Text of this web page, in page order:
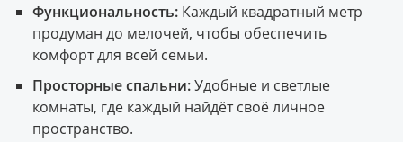
Функциональность:Каждый квадратный метр
продуман до мелочей, чтобы обеспечить
комфорт для всей семьи.
Просторные спальни:Удобные и светлые
комнаты, где каждый найдёт своё личное
пространство.